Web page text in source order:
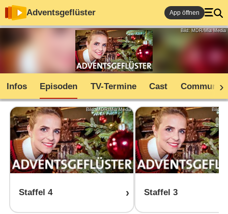
Adventsgeflüster App öffnen
Bild: MDR/Mia Media
Infos Episoden TV-Termine Cast Community
Bild: MDR/Mia Media
Staffel 4
Bild:
Staffel 3